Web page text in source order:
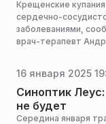
Крещенские
сердечно-
заболеваниями,
врач-терапевт
16 января 2025
Синоптик
не будет
Середина января